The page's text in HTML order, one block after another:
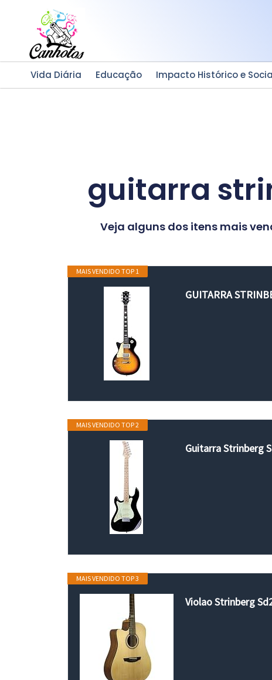
conteúdo
Vida Diária Educação Impacto Histórico e
guitarra
Veja alguns dos itens mais
MAIS VENDIDO TOP 1
GUITARRA
MAIS VENDIDO TOP 2
Guitarra Strinberg
MAIS VENDIDO TOP 3
Violao Strinberg